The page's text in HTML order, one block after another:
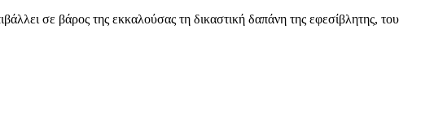
σε βάρος της εκκαλούσας τη δικαστική δαπάνη της εφεσίβλητης, του